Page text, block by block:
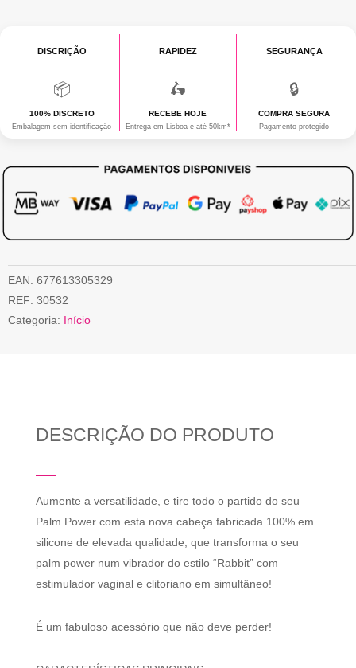
DISCRIÇÃO
📦
100% DISCRETO
Embalagem sem identificação
RAPIDEZ
🛵
RECEBE HOJE
Entrega em Lisboa e até 50km*
SEGURANÇA
🔒
COMPRA SEGURA
Pagamento protegido
EAN: 677613305329
REF: 30532
Categoria: Início
DESCRIÇÃO DO PRODUTO
Aumente a versatilidade, e tire todo o partido do seu
Palm Power com esta nova cabeça fabricada 100% em
silicone de elevada qualidade, que transforma o seu
palm power num vibrador do estilo “Rabbit” com
estimulador vaginal e clitoriano em simultâneo!
É um fabuloso acessório que não deve perder!